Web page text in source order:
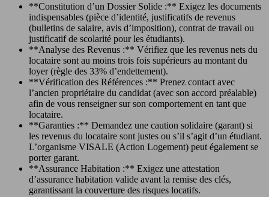
**Constitution d’un Dossier Solide :** Exigez les documents
indispensables (pièce d’identité, justificatifs de revenus
(bulletins de salaire, avis d’imposition), contrat de travail ou
justificatif de scolarité pour les étudiants).
**Analyse des Revenus :** Vérifiez que les revenus nets du
locataire sont au moins trois fois supérieurs au montant du
loyer (règle des 33% d’endettement).
**Vérification des Références :** Prenez contact avec
l’ancien propriétaire du candidat (avec son accord préalable)
afin de vous renseigner sur son comportement en tant que
locataire.
**Garanties :** Demandez une caution solidaire (garant) si
les revenus du locataire sont justes ou s’il s’agit d’un étudiant.
L’organisme VISALE (Action Logement) peut également se
porter garant.
**Assurance Habitation :** Exigez une attestation
d’assurance habitation valide avant la remise des clés,
garantissant la couverture des risques locatifs.